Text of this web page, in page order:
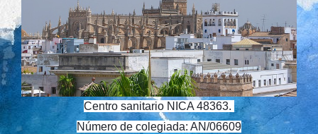
Centro sanitario NICA 48363.
Número de colegiada: AN/06609